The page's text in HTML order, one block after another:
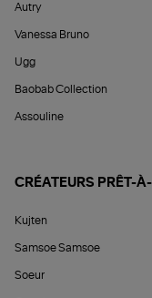
Autry
Vanessa Bruno
Ugg
Baobab Collection
Assouline
CRÉATEURS PRÊT-
Kujten
Samsoe Samsoe
Soeur